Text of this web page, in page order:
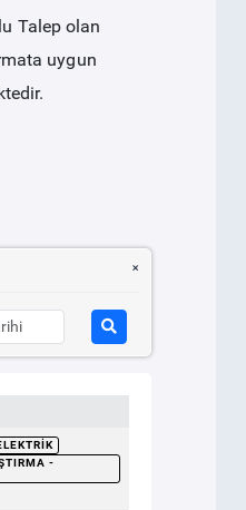
Talep olan
uygun
-